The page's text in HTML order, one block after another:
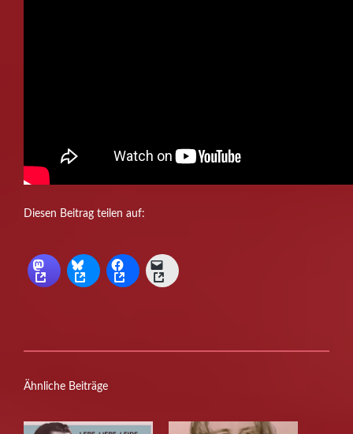
Diesen Beitrag teilen auf:
Ähnliche Beiträge